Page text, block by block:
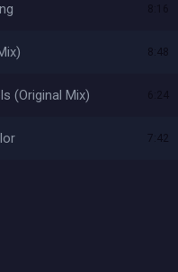
8:48
(Original Mix)
7:42